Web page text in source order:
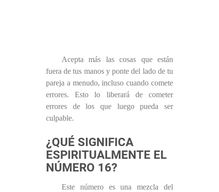
Acepta más las cosas que están
fuera de tus manos y ponte del lado de tu
pareja a menudo, incluso cuando comete
errores. Esto lo liberará de cometer
errores de los que luego pueda ser
culpable.
¿QUÉ SIGNIFICA
ESPIRITUALMENTE EL
NÚMERO 16?
Este número es una mezcla del